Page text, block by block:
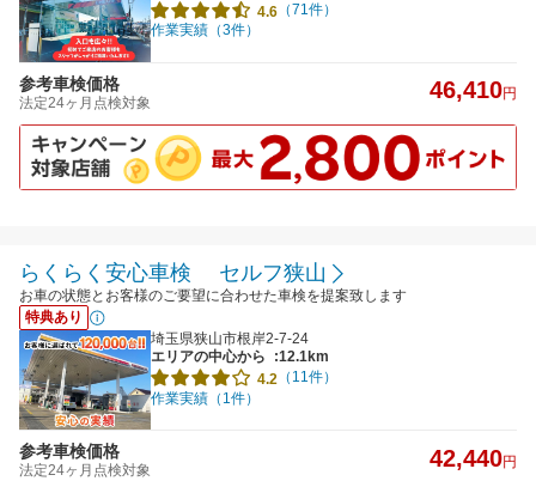
4.6 （71件）
作業実績（3件）
参考車検価格
法定24ヶ月点検対象 46,410円
らくらく安心車検 セルフ狭山
お車の状態とお客様のご要望に合わせた車検を提案致します
特典あり
埼玉県狭山市根岸2-7-24
エリアの中心から
:12.1km
4.2 （11件）
作業実績（1件）
参考車検価格
法定24ヶ月点検対象 42,440円